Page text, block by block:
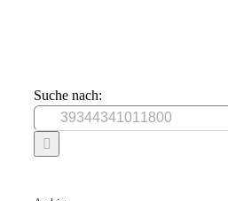
Suche nach: